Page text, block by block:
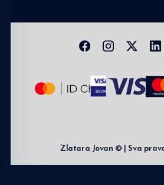
Zlatara Jovan © | Sva